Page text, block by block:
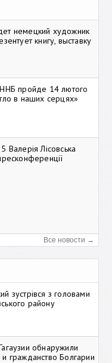
немецкий художник
книгу, выставку
пройде 14 лютого
в наших серцях»
Валерія Лісовська
Все новости →
зустрівся з головами
району
обнаружили
гражданство Болгарии